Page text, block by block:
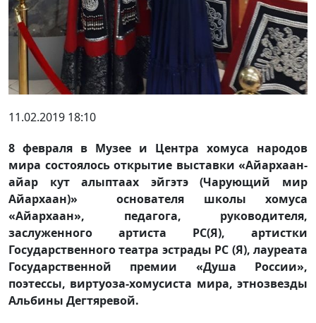
11.02.2019 18:10
8 февраля в Музее и Центра хомуса народов
мира состоялось открытие выставки «Айархаан-
айар кут алыптаах эйгэтэ (Чарующий мир
Айархаан)» основателя школы хомуса
«Айархаан», педагога, руководителя,
заслуженного артиста РС(Я), артистки
Государственного театра эстрады РС (Я), лауреата
Государственной премии «Душа России»,
поэтессы, виртуоза-хомусиста мира, этнозвезды
Альбины Дегтяревой.